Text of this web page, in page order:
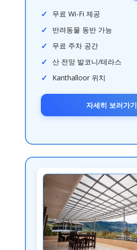
무료 Wi-Fi 제공
반려동물 동반 가능
무료 주차 공간
산 전망 발코니/테라스
Kanthalloor 위치
자세히 보러가기